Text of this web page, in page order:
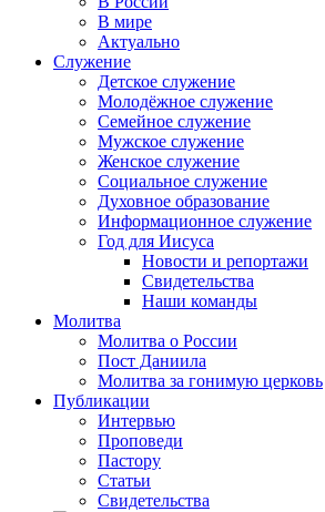
В мире
Актуально
Служение
Детское служение
Молодёжное служение
Семейное служение
Мужское служение
Женское служение
Социальное служение
Духовное образование
Информационное служение
Год для Иисуса
Новости и репортажи
Свидетельства
Наши команды
Молитва
Молитва о России
Пост Даниила
Молитва за гонимую церковь
Публикации
Интервью
Проповеди
Пастору
Статьи
Свидетельства